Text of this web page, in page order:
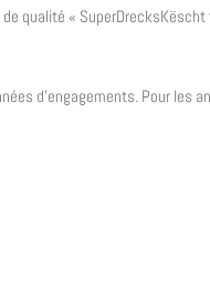
qualité «
d’engagements. Pour les